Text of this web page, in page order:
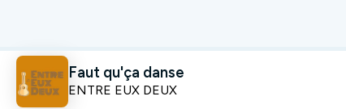
Faut qu'ça danse
ENTRE EUX DEUX